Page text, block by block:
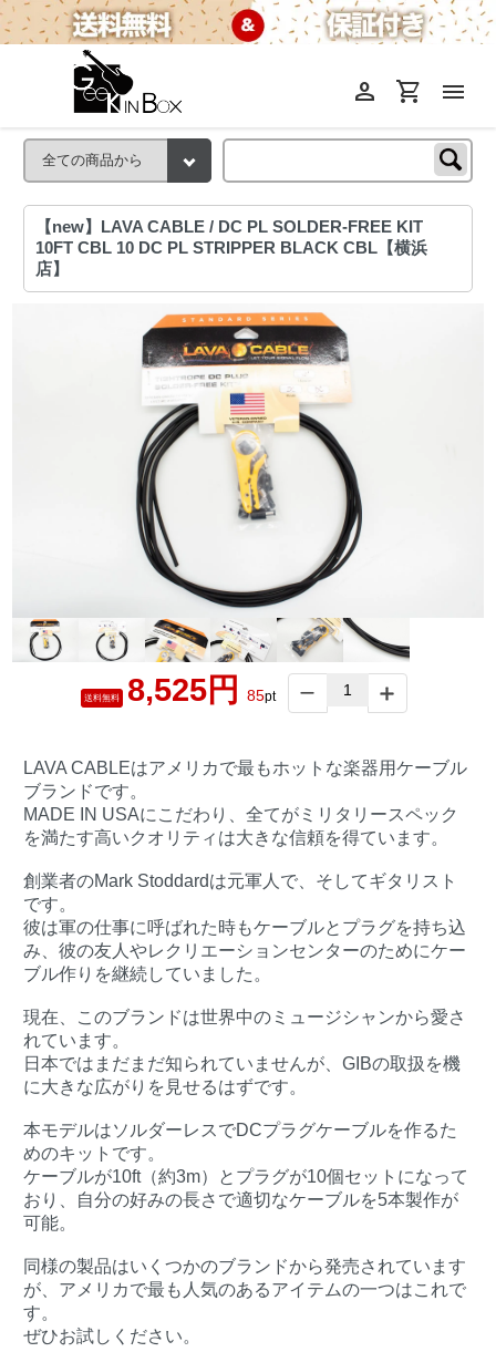
menu
shopping_cart
person
【new】LAVA CABLE / DC PL SOLDER-FREE KIT
10FT CBL 10 DC PL STRIPPER BLACK CBL【横浜
店】
送料無料 8,525円 85pt
LAVA CABLEはアメリカで最もホットな楽器用ケーブル
ブランドです。
MADE IN USAにこだわり、全てがミリタリースペック
を満たす高いクオリティは大きな信頼を得ています。
創業者のMark Stoddardは元軍人で、そしてギタリスト
です。
彼は軍の仕事に呼ばれた時もケーブルとプラグを持ち込
み、彼の友人やレクリエーションセンターのためにケー
ブル作りを継続していました。
現在、このブランドは世界中のミュージシャンから愛さ
れています。
日本ではまだまだ知られていませんが、GIBの取扱を機
に大きな広がりを見せるはずです。
本モデルはソルダーレスでDCプラグケーブルを作るた
めのキットです。
ケーブルが10ft（約3m）とプラグが10個セットになって
おり、自分の好みの長さで適切なケーブルを5本製作が
可能。
同様の製品はいくつかのブランドから発売されています
が、アメリカで最も人気のあるアイテムの一つはこれで
す。
ぜひお試しください。